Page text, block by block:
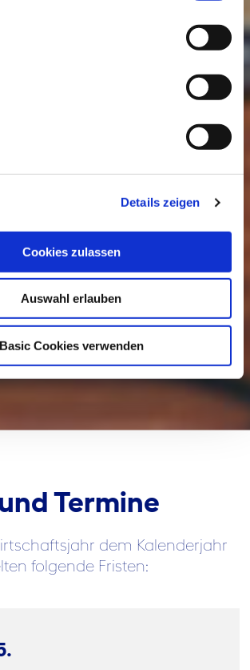
Details zeigen
Cookies zulassen
Auswahl erlauben
Basic Cookies verwenden
Termine
dem Kalenderjahr
folgende Fristen: